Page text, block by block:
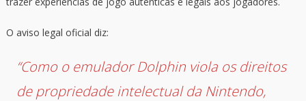
O aviso legal oficial diz:
“Como o emulador Dolphin viola os direitos
de propriedade intelectual da Nintendo,